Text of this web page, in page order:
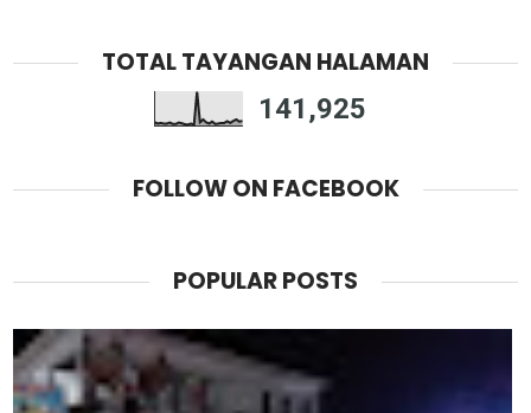
TOTAL TAYANGAN HALAMAN
141,925
FOLLOW ON FACEBOOK
POPULAR POSTS